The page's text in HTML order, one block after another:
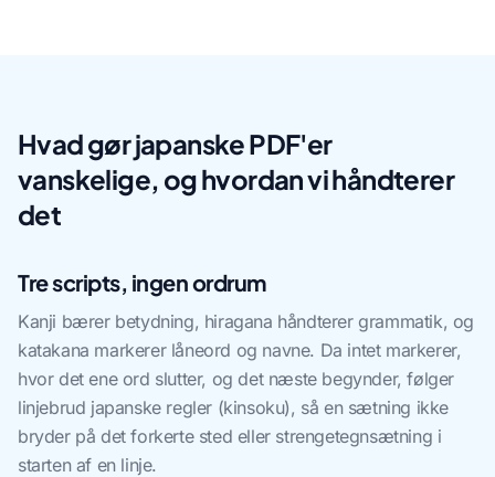
Hvad gør japanske PDF'er
vanskelige, og hvordan vi håndterer
det
Tre scripts, ingen ordrum
Kanji bærer betydning, hiragana håndterer grammatik, og
katakana markerer låneord og navne. Da intet markerer,
hvor det ene ord slutter, og det næste begynder, følger
linjebrud japanske regler (kinsoku), så en sætning ikke
bryder på det forkerte sted eller strengetegnsætning i
starten af en linje.